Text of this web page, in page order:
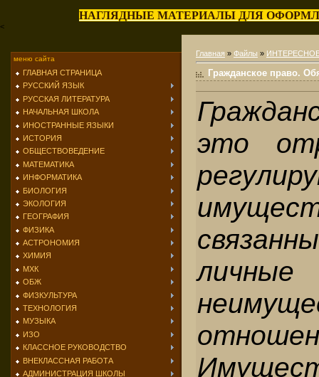
НАГЛЯДНЫЕ МАТЕРИАЛЫ ДЛЯ
<
меню сайта
ГЛАВНАЯ СТРАНИЦА
РУССКИЙ ЯЗЫК
РУССКАЯ ЛИТЕРАТУРА
НАЧАЛЬНАЯ ШКОЛА
ИНОСТРАННЫЕ ЯЗЫКИ
ИСТОРИЯ
ОБЩЕСТВОВЕДЕНИЕ
МАТЕМАТИКА
ИНФОРМАТИКА
БИОЛОГИЯ
ЭКОЛОГИЯ
ГЕОГРАФИЯ
ФИЗИКА
АСТРОНОМИЯ
ХИМИЯ
МХК
ОБЖ
ФИЗКУЛЬТУРА
ТЕХНОЛОГИЯ
МУЗЫКА
ИЗО
КЛАССНОЕ РУКОВОДСТВО
ВНЕКЛАССНАЯ РАБОТА
АДМИНИСТРАЦИЯ ШКОЛЫ
Главная » Файлы »
Гражданское право.
это
личные